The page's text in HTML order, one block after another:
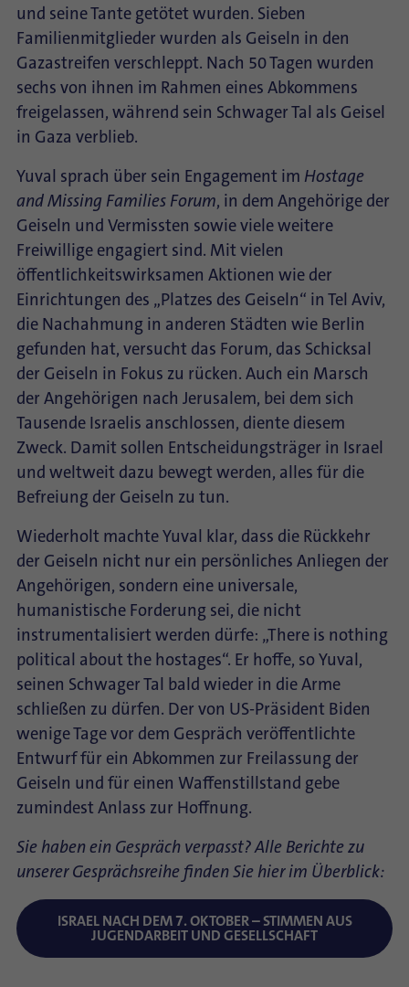
und seine Tante getötet wurden. Sieben
Familienmitglieder wurden als Geiseln in den
Gazastreifen verschleppt. Nach 50 Tagen wurden
sechs von ihnen im Rahmen eines Abkommens
freigelassen, während sein Schwager Tal als Geisel
in Gaza verblieb.
Yuval sprach über sein Engagement im Hostage
and Missing Families Forum, in dem Angehörige der
Geiseln und Vermissten sowie viele weitere
Freiwillige engagiert sind. Mit vielen
öffentlichkeitswirksamen Aktionen wie der
Einrichtungen des „Platzes des Geiseln“ in Tel Aviv,
die Nachahmung in anderen Städten wie Berlin
gefunden hat, versucht das Forum, das Schicksal
der Geiseln in Fokus zu rücken. Auch ein Marsch
der Angehörigen nach Jerusalem, bei dem sich
Tausende Israelis anschlossen, diente diesem
Zweck. Damit sollen Entscheidungsträger in Israel
und weltweit dazu bewegt werden, alles für die
Befreiung der Geiseln zu tun.
Wiederholt machte Yuval klar, dass die Rückkehr
der Geiseln nicht nur ein persönliches Anliegen der
Angehörigen, sondern eine universale,
humanistische Forderung sei, die nicht
instrumentalisiert werden dürfe: „There is nothing
political about the hostages“. Er hoffe, so Yuval,
seinen Schwager Tal bald wieder in die Arme
schließen zu dürfen. Der von US-Präsident Biden
wenige Tage vor dem Gespräch veröffentlichte
Entwurf für ein Abkommen zur Freilassung der
Geiseln und für einen Waffenstillstand gebe
zumindest Anlass zur Hoffnung.
Sie haben ein Gespräch verpasst? Alle Berichte zu
unserer Gesprächsreihe finden Sie hier im Überblick:
ISRAEL NACH DEM 7. OKTOBER – STIMMEN AUS
JUGENDARBEIT UND GESELLSCHAFT